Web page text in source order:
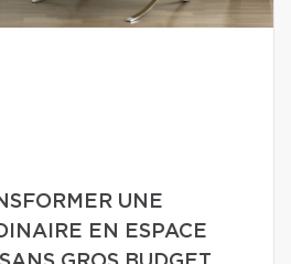
UNE
EN ESPACE